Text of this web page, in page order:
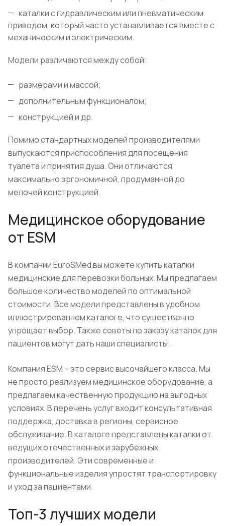
каталки с гидравлическим или пневматическим
приводом, который часто устанавливается вместе с
механическим и электрическим.
Модели различаются между собой:
размерами и массой;
дополнительным функционалом;
конструкцией и др.
Помимо стандартных моделей производителями
выпускаются приспособления для посещения
туалета и принятия душа. Они отличаются
максимально эргономичной, продуманной до
мелочей конструкцией.
Медицинское оборудование
от ESM
В компании EuroSMed вы можете купить каталки
медицинские для перевозки больных. Мы предлагаем
большое количество моделей по оптимальной
стоимости. Все модели представлены в удобном
иллюстрированном каталоге, что существенно
упрощает выбор. Также советы по заказу каталок для
пациентов могут дать наши специалисты.
Компания ESM – это сервис высочайшего класса. Мы
не просто реализуем медицинское оборудование, а
предлагаем качественную продукцию на выгодных
условиях. В перечень услуг входит консультативная
поддержка, доставка в регионы, сервисное
обслуживание. В каталоге представлены каталки от
ведущих отечественных и зарубежных
производителей. Эти современные и
функциональные изделия упростят транспортировку
и уход за пациентами.
Топ-3 лучших модели